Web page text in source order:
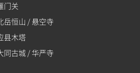
门关
岳恒山 / 悬空寺
县木塔
同古城 / 华严寺